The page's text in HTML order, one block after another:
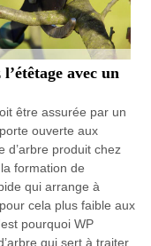
avec un
être assurée par un
ouverte aux
d’arbre produit chez
formation de
qui arrange à
cela plus faible aux
pourquoi WP
qui sert à traiter